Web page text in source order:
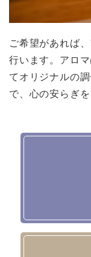
ご希望があれば
行います。アロ
てオリジナルの
で、心の安らぎを